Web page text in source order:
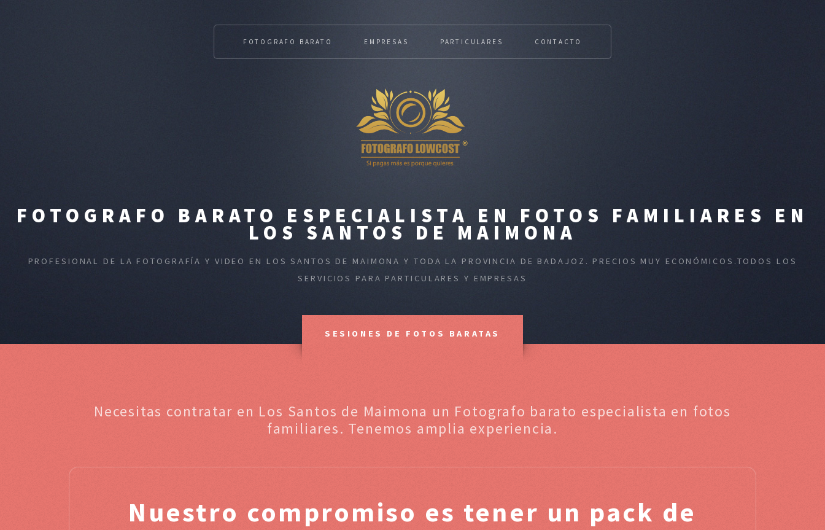
FOTOGRAFO BARATO ESPECIALISTA EN FOTOS FAMILIARES EN
LOS SANTOS DE MAIMONA
PROFESIONAL DE LA FOTOGRAFÍA Y VIDEO EN LOS SANTOS DE MAIMONA Y TODA LA PROVINCIA DE BADAJOZ. PRECIOS MUY ECONÓMICOS.TODOS LOS
SERVICIOS PARA PARTICULARES Y EMPRESAS
FOTOGRAFO BARATO EMPRESAS PARTICULARES CONTACTO
SESIONES DE FOTOS BARATAS
Necesitas contratar en Los Santos de Maimona un Fotografo barato especialista en fotos
familiares. Tenemos amplia experiencia.
Nuestro compromiso es tener un pack de